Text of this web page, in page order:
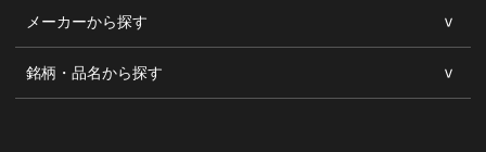
メーカーから探す
銘柄・品名から探す